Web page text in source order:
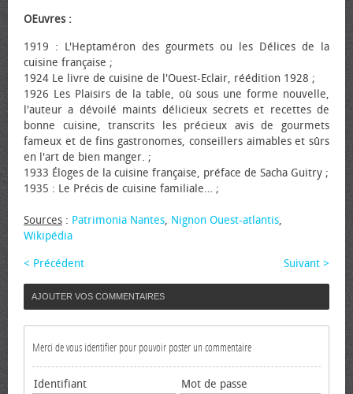
Œuvres :
1919 : L'Heptaméron des gourmets ou les Délices de la
cuisine française ;
1924 Le livre de cuisine de l'Ouest-Eclair, réédition 1928 ;
1926 Les Plaisirs de la table, où sous une forme nouvelle,
l'auteur a dévoilé maints délicieux secrets et recettes de
bonne cuisine, transcrits les précieux avis de gourmets
fameux et de fins gastronomes, conseillers aimables et sûrs
en l'art de bien manger. ;
1933 Éloges de la cuisine française, préface de Sacha Guitry ;
1935 : Le Précis de cuisine familiale… ;
Sources : Patrimonia Nantes, Nignon Ouest-atlantis,
Wikipédia
< Précédent Suivant >
AJOUTER VOS COMMENTAIRES
Merci de vous identifier pour pouvoir poster un commentaire
Identifiant Mot de passe